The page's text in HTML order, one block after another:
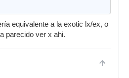
equivalente a la exotic lx/ex, o
parecido ver x ahi.